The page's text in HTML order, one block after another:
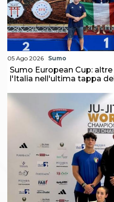
Cookies
Catalogo
Corsi di
Corsi
Edutraining class -
Corso
Corso
Sportello
FAQ
Quesiti
05 Ago 2026 Sumo
Sumo European Cup:
l'Italia nell'ultima tappa